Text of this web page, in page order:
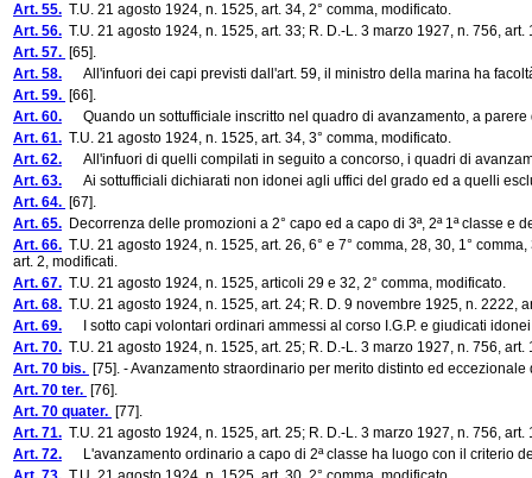
Art. 55. T.U. 21 agosto 1924, n. 1525, art. 34, 2° comma, modificato.
Art. 56. T.U. 21 agosto 1924, n. 1525, art. 33; R. D.-L. 3 marzo 1927, n. 756, art.
Art. 57. [65].
Art. 58. All'infuori dei capi previsti dall'art. 59, il ministro della marina ha
Art. 59. [66].
Art. 60. Quando un sottufficiale inscritto nel quadro di avanzamento, a
Art. 61. T.U. 21 agosto 1924, n. 1525, art. 34, 3° comma, modificato.
Art. 62. All'infuori di quelli compilati in seguito a concorso, i quadri di
Art. 63. Ai sottufficiali dichiarati non idonei agli uffici del grado ed a quelli
Art. 64. [67].
Art. 65. Decorrenza delle promozioni a 2° capo ed a capo di 3ª, 2ª 1ª classe
Art. 66. T.U. 21 agosto 1924, n. 1525, art. 26, 6° e 7° comma, 28, 30, 1°
art. 2, modificati.
Art. 67. T.U. 21 agosto 1924, n. 1525, articoli 29 e 32, 2° comma, modificato.
Art. 68. T.U. 21 agosto 1924, n. 1525, art. 24; R. D. 9 novembre 1925, n. 2222,
Art. 69. I sotto capi volontari ordinari ammessi al corso I.G.P. e giudicati
Art. 70. T.U. 21 agosto 1924, n. 1525, art. 25; R. D.-L. 3 marzo 1927, n. 756, art.
Art. 70 bis. [75]. - Avanzamento straordinario per merito distinto ed
Art. 70 ter. [76].
Art. 70 quater. [77].
Art. 71. T.U. 21 agosto 1924, n. 1525, art. 25; R. D.-L. 3 marzo 1927, n. 756, art.
Art. 72. L'avanzamento ordinario a capo di 2ª classe ha luogo con il criterio